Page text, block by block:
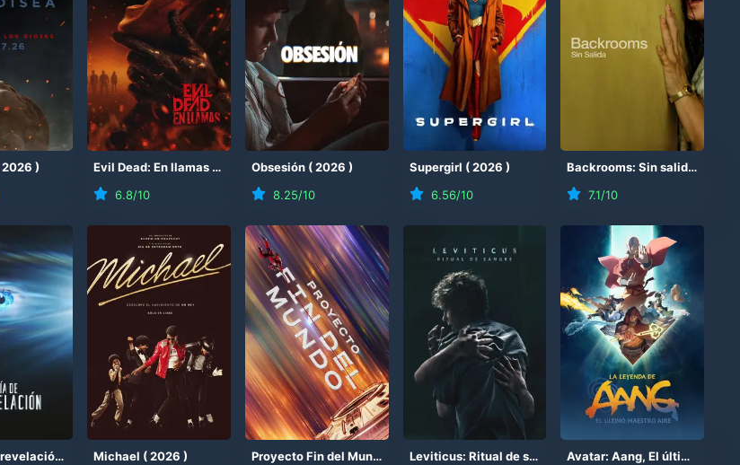
2026 )
Evil Dead: En llamas (2026
)
6.8/10
Obsesión (2026 )
8.25/10
Supergirl (2026 )
6.56/10
Backrooms: Sin salida
7.1/10
El día de la revelación 2026)
Michael (2026 )
Proyecto Fin del Mundo 2026)
Leviticus: Ritual de sangre (2026)
Avatar: Aang, El último Maestro Aire